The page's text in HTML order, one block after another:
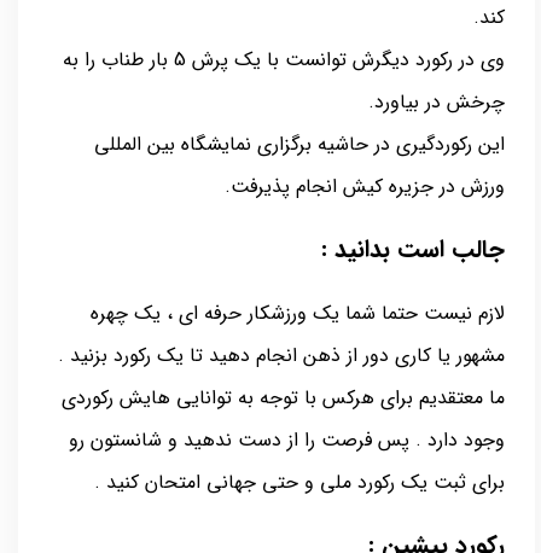
کند.
وی در رکورد دیگرش توانست با یک پرش 5 بار طناب را به
چرخش در بیاورد.
این رکوردگیری در حاشیه برگزاری نمایشگاه بین المللی
ورزش در جزیره کیش انجام پذیرفت.
جالب است بدانید :
لازم نیست حتما شما یک ورزشکار حرفه ای ، یک چهره
مشهور یا کاری دور از ذهن انجام دهید تا یک رکورد بزنید .
ما معتقدیم برای هرکس با توجه به توانایی هایش رکوردی
وجود دارد . پس فرصت را از دست ندهید و شانستون رو
برای ثبت یک رکورد ملی و حتی جهانی امتحان کنید .
رکورد پیشین :